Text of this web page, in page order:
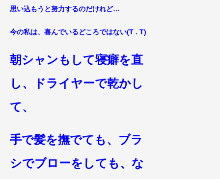
思い込もうと努力するのだけれど…
今の私は、喜んでいるどころではない(T . T)
朝シャンもして寝癖を直
し、ドライヤーで乾かし
て、
手で髪を撫でても、ブラ
シでブローをしても、な